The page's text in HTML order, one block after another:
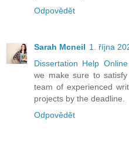
Odpovědět
Sarah Mcneil 1. října
Dissertation Help Online
we make sure to
team of experienced
projects by the deadline.
Odpovědět